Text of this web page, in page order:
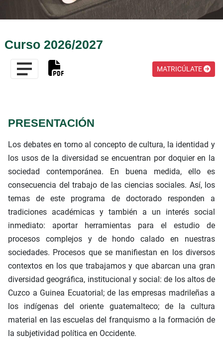
Curso 2026/2027
MATRICÚLATE
PRESENTACIÓN
Los debates en torno al concepto de cultura, la identidad y
los usos de la diversidad se encuentran por doquier en la
sociedad contemporánea. En buena medida, ello es
consecuencia del trabajo de las ciencias sociales. Así, los
temas de este programa de doctorado responden a
tradiciones académicas y también a un interés social
inmediato: aportar herramientas para el estudio de
procesos complejos y de hondo calado en nuestras
sociedades. Procesos que se manifiestan en los diversos
contextos en los que trabajamos y que abarcan una gran
diversidad geográfica, institucional y social: de los altos de
Cuzco a Guinea Ecuatorial; de las empresas madrileñas a
los indígenas del oriente guatemalteco; de la cultura
material en las escuelas del franquismo a la formación de
la subjetividad política en Occidente.